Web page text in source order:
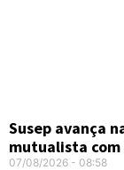
Susep avança
mutualista
07/08/2026 08:58